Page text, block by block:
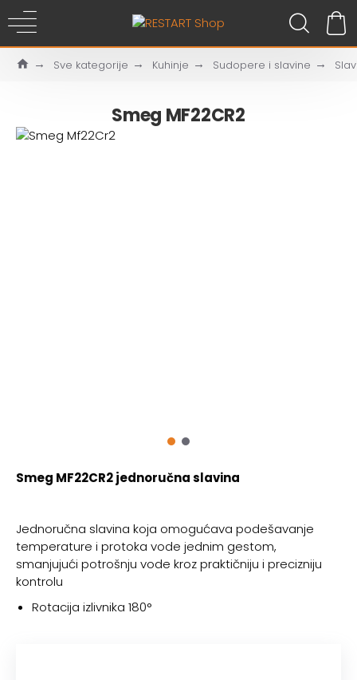
Sve kategorije Kuhinje Sudopere i slavine
Smeg MF22CR2
Smeg MF22CR2 jednoručna slavina
Jednoručna slavina koja omogućava podešavanje
temperature i protoka vode jednim gestom,
smanjujući potrošnju vode kroz praktičniju i precizniju
kontrolu
Rotacija izlivnika 180°